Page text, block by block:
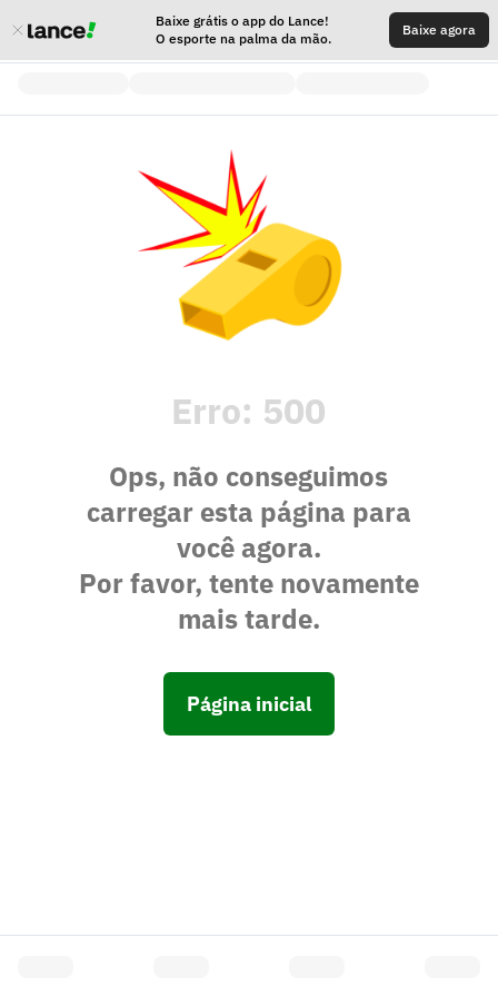
Baixe grátis o app do Lance!
O esporte na palma da mão.
Baixe agora
Erro: 500
Ops, não conseguimos
carregar esta página para
você agora.
Por favor, tente novamente
mais tarde.
Página inicial